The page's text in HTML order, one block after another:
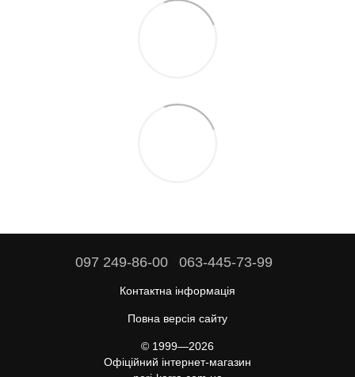
097 249-86-00 063-445-73-99
Контактна інформація
Повна версія сайту
© 1999—2026
Офіційний інтернет-магазин